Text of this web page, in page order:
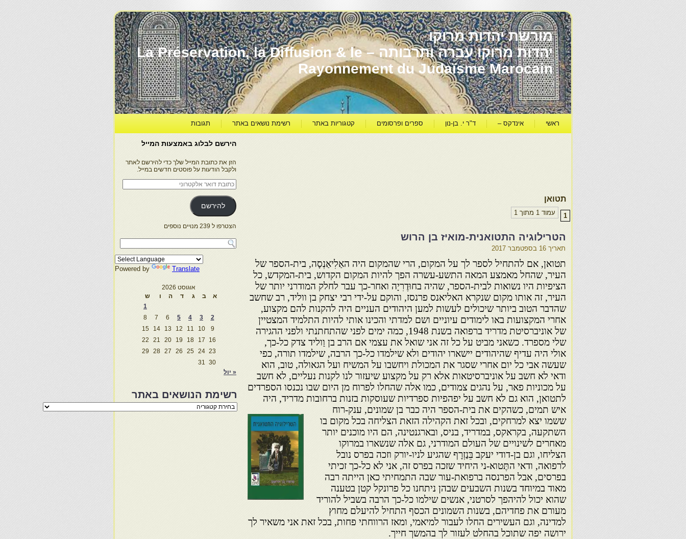
מורשת יהדות מרוקו
יהדות מרוקו עברה ותרבותה – La Préservation, la Diffusion & le
Rayonnement du Judaïsme Marocain
ראשי אינדקס – ד"ר י. בן-נון ספרים ופרסומים קטגוריות באתר רשימת נושאים באתר תגובות
תטואן
עמוד 1 מתוך 1 1
הטרילוגיה התטואנית-מואיז בן הרוש
תאריך 16 בספטמבר 2017
תטואן, אם להתחיל לספר לך על המקום, הרי שהמקום היה האַלִיאַנְסָה, בית-הספר של
העיר, שהחל מאמצע המאה התשע-עשרה הפך להיות המקום הקדוש, בית-המקדש, כל
הציפיות היו נשואות לבית-הספר, שהיה בחוּדֶרִיָה ואחר-כך עבר לחלק המודרני יותר של
העיר, זה אותו מקום שנקרא האליאנס פרנסז, והוקם על-ידי רבי יצחק בן ווליד, רב שחשב
שהדבר הטוב ביותר שיכולים לעשות למען היהודים העניים היה להקנות להם מקצוע,
אחרי המקצועות באו לימודים עיוניים ושם למדתי והכינו אותי להיות התלמיד המצטיין
של אוניברסיטת מדריד ברפואה בשנת 1948, כמה ימים לפני שהתחתנתי ולפני ההגירה
שלי מספרד. כשאני מביט על כל זה אני שואל את עצמי אם הרב בן וַוליד צדק כל-כך,
אולי היה עדיף שהיהודים יישארו יהודים ולא שילמדו כל-כך הרבה, שילמדו תורה, כפי
שעשה אבי כל יום אחרי שסגר את המכולת ויחשבו על המשיח ועל הגאולה, טוב, הוא
ודאי לא חשב על אוניברסיטאות אלא רק על מקצוע שיעזור לנו לקנות נעליים, לא חשב
על מכוניות פאר, על נהגים צמודים, כמו אלה שהחלו לפרוח מן היום שבו נכנסו הספרדים
לתטואן, הוא גם לא חשב על יפהפיות ספרדיות שעוסקות בזנות ברחובות מדריד, היה
איש תמים, כשהקים את בית-הספר היה כבר בן שמונים, ענק-רוח
ששמו יצא למרחקים, ובכל זאת הקהילה הזאת הצליחה בכל מקום בו
השתקעה, בקראקס, במדריד, בניס, ובארגנטינה, הם היו מוכנים יותר
מאחרים לשינויים של העולם המודרני, גם אלה שנשארו במרוקו
הצליחו, וגם בן-דודי יעקב בֵּנַזְרָף שהגיע לניו-יורק וזכה בפרס נובל
לרפואה, ודאי התֶּטוא-ני היחיד שזכה בפרס זה, אני לא כל-כך זכיתי
בפרסים, אבל הפרנסה ברפואת-עור שבה התמחיתי כאן הייתה רבה
מאוד במיוחד בשנות השבעים שבהן ניתחנו כל פרונקל קטן בטענה
שהוא יכול להיהפך לסרטני, אנשים שילמו כל-כך הרבה בשביל להוריד
מעורם את פחדיהם, בשנות השמונים הכסף התחיל להיעלם מחוץ
למדינה, וגם העשירים החלו לעבור למיאמי, ומאז הרווחתי פחות, בכל זאת אני משאיר לך
ירושה יפה שתוכל בהחלט לעזור לך בהמשך חייך.
הירשם לבלוג באמצעות המייל
הזן את כתובת המייל שלך כדי להירשם לאתר
ולקבל הודעות על פוסטים חדשים במייל.
כתובת
דואר
אלקטרוני
להירשם
הצטרפו ל 239 מנויים נוספים
Powered by Translate
אוגוסט 2026
א
ב ג ד ה ו
ש
1
2
3
4
5
6
7
8
9
10
11
12
13
14
15
16
17
18
19
20
21
22
23
24
25
26
27
28
29
30
31
« יול
רשימת הנושאים באתר
רשימת
הנושאים